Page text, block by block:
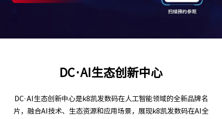
DC·AI生态创新中心
DC·AI生态创新中心是k8凯发数码在人工智能领域的全新品牌名
片，融合AI技术、生态资源和应用场景，展现k8凯发数码在AI全